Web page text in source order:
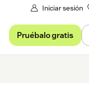
Iniciar sesión
Pruébalo gratis